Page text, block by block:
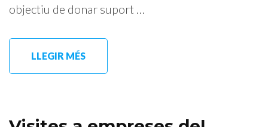
objectiu de donar suport …
LLEGIR MÉS